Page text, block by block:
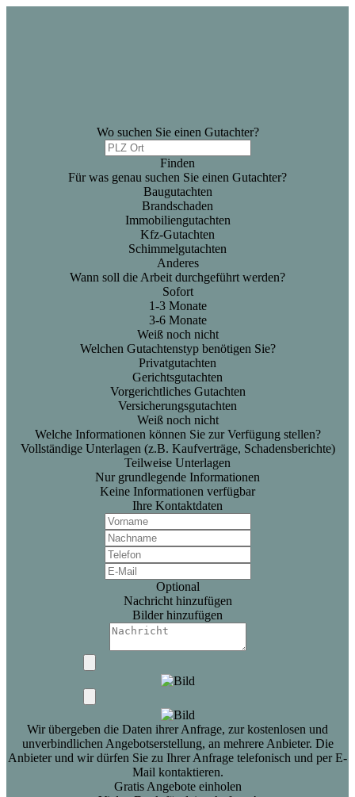
Wo suchen Sie einen Gutachter?
Finden
Für was genau suchen Sie einen Gutachter?
Baugutachten
Brandschaden
Immobiliengutachten
Kfz-Gutachten
Schimmelgutachten
Anderes
Wann soll die Arbeit durchgeführt werden?
Sofort
1-3 Monate
3-6 Monate
Weiß noch nicht
Welchen Gutachtenstyp benötigen Sie?
Privatgutachten
Gerichtsgutachten
Vorgerichtliches Gutachten
Versicherungsgutachten
Weiß noch nicht
Welche Informationen können Sie zur Verfügung stellen?
Vollständige Unterlagen (z.B. Kaufverträge, Schadensberichte)
Teilweise Unterlagen
Nur grundlegende Informationen
Keine Informationen verfügbar
Ihre Kontaktdaten
Optional
Nachricht hinzufügen
Bilder hinzufügen
Wir übergeben die Daten ihrer Anfrage, zur kostenlosen und
unverbindlichen Angebotserstellung, an mehrere Anbieter. Die
Anbieter und wir dürfen Sie zu Ihrer Anfrage telefonisch und per E-
Mail kontaktieren.
Gratis Angebote einholen